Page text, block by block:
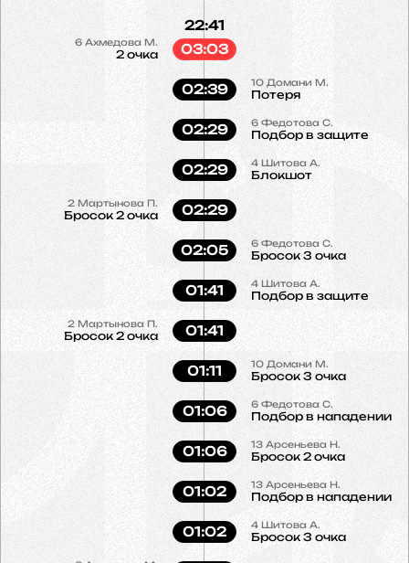
6 Ахмедова М.
2 очка
22:41
03:03
10 Домани М.
Потеря
02:39
6 Федотова С.
Подбор в защите
02:29
4 Шитова А.
Блокшот
02:29
2 Мартынова П.
Бросок 2 очка 02:29
6 Федотова С.
Бросок 3 очка
02:05
4 Шитова А.
Подбор в защите
01:41
2 Мартынова П.
Бросок 2 очка 01:41
10 Домани М.
Бросок 3 очка
01:11
6 Федотова С.
Подбор в нападении
01:06
13 Арсеньева Н.
Бросок 2 очка
01:06
13 Арсеньева Н.
Подбор в нападении
01:02
4 Шитова А.
Бросок 3 очка
01:02